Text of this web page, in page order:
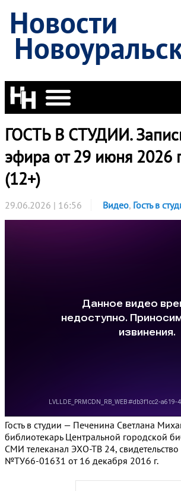
Новости
ГОСТЬ В СТУДИИ.
эфира от 29 июня 2026
(12+)
29.06.2026 | 16:56 Видео, Гость в
Гость в студии — Печенина Светлана
библиотекарь Центральной городской
СМИ телеканал ЭХО-ТВ 24,
№ТУ66-01631 от 16 декабря 2016 г.